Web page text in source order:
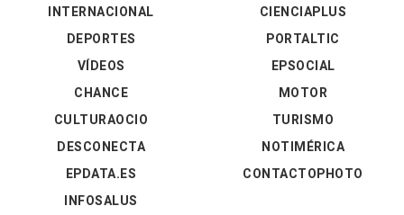
INTERNACIONAL
DEPORTES
VÍDEOS
CIENCIAPLUS
PORTALTIC
EPSOCIAL
CHANCE
CULTURAOCIO
DESCONECTA
EPDATA.ES
INFOSALUS
MOTOR
TURISMO
NOTIMÉRICA
CONTACTOPHOTO